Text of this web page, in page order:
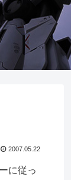
2007.05.22
に従っ